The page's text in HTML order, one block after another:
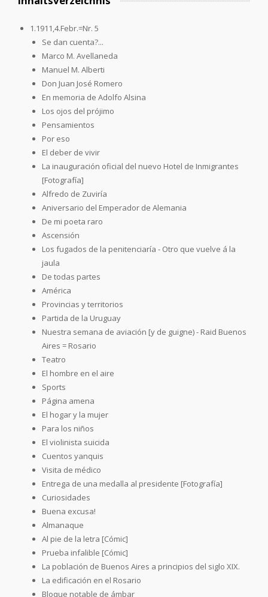
1.1911,4.Febr.=Nr. 5
Se dan cuenta?...
Marco M. Avellaneda
Manuel M. Alberti
Don Juan José Romero
En memoria de Adolfo Alsina
Los ojos del prójimo
Pensamientos
Por eso
El deber de vivir
La inauguración oficial del nuevo Hotel de Inmigrantes
[Fotografía]
Alfredo de Zuviría
Aniversario del Emperador de Alemania
De mi poeta raro
Ascensión
Los fugados de la penitenciaría - Otro que vuelve á la
jaula
De todas partes
América
Provincias y territorios
Partida de la Uruguay
Nuestra semana de aviación [y de guigne) - Raid Buenos
Aires = Rosario
Teatro
El hombre en el aire
Sports
Página amena
El hogar y la mujer
Para los niños
El violinista suicida
Cuentos yanquis
Visita de médico
Entrega de una medalla al presidente [Fotografía]
Curiosidades
Buena excusa!
Almanaque
Al pie de la letra [Cómic]
Prueba infalible [Cómic]
La población de Buenos Aires a principios del siglo XIX.
La edificación en el Rosario
Bloque notable de ámbar